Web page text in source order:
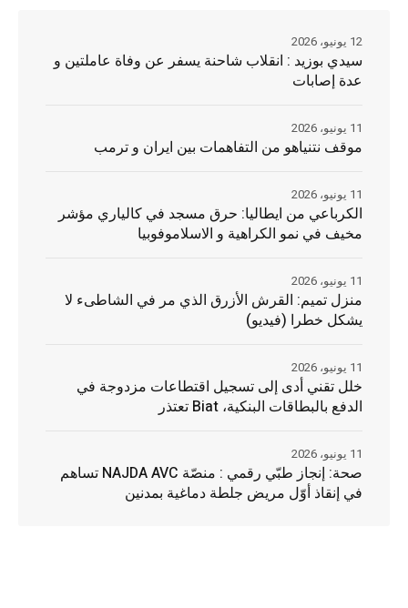
سيدي بوزيد : انقلاب شاحنة يسفر عن وفاة عاملتين و
عدة إصابات
12 يونيو، 2026
موقف نتنياهو من التفاهمات بين ايران و ترمب
11 يونيو، 2026
الكرباعي من ايطاليا: حرق مسجد في كالياري مؤشر
مخيف في نمو الكراهية و الاسلاموفوبيا
11 يونيو، 2026
منزل تميم: القرش الأزرق الذي مر في الشاطىء لا
يشكل خطرا (فيديو)
11 يونيو، 2026
خلل تقني أدى إلى تسجيل اقتطاعات مزدوجة في
الدفع بالبطاقات البنكية، Biat تعتذر
11 يونيو، 2026
صحة: إنجاز طبّي رقمي : منصّة NAJDA AVC تساهم
في إنقاذ أوّل مريض جلطة دماغية بمدنين
11 يونيو، 2026